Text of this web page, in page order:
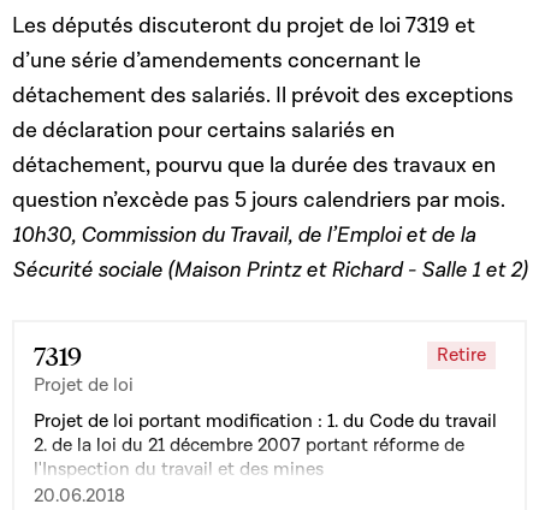
Les députés discuteront du projet de loi 7319 et
d’une série d’amendements concernant le
détachement des salariés. Il prévoit des exceptions
de déclaration pour certains salariés en
détachement, pourvu que la durée des travaux en
question n’excède pas 5 jours calendriers par mois.
10h30, Commission du Travail, de l’Emploi et de la
Sécurité sociale (Maison Printz et Richard - Salle 1 et 2)
7319
Projet de loi
Retire
Projet de loi portant modification : 1. du Code du travail
2. de la loi du 21 décembre 2007 portant réforme de
l'Inspection du travail et des mines
20.06.2018